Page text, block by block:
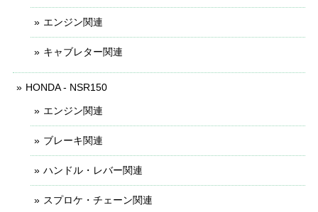
エンジン関連
キャブレター関連
HONDA - NSR150
エンジン関連
ブレーキ関連
ハンドル・レバー関連
スプロケ・チェーン関連